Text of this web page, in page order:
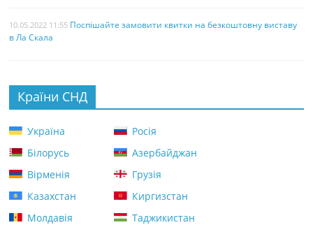
10.05.2022 11:55 Поспішайте замовити квитки на безкоштовну виставу
в Ла Скала
Країни СНД
Україна
Росія
Білорусь
Азербайджан
Вірменія
Грузія
Казахстан
Киргизстан
Молдавія
Таджикистан